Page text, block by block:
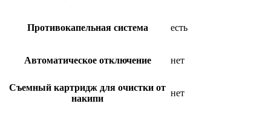
Противокапельная система есть
Автоматическое отключение нет
Съемный картридж для очистки от
накипи
нет